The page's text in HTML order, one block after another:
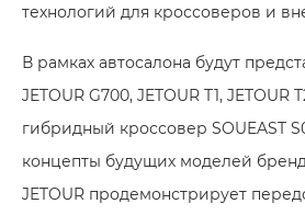
технологий для кроссоверов и
В рамках автосалона будут
JETOUR G700, JETOUR T1,
гибридный кроссовер SOUEAST
концепты будущих моделей
JETOUR продемонстрирует